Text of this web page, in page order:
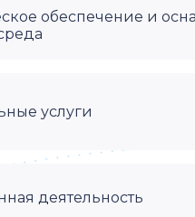
обеспечение и
услуги
деятельность